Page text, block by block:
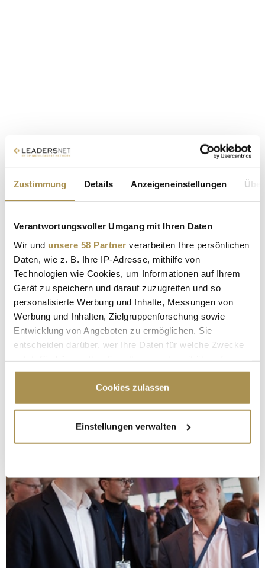
Zustimmung Details Anzeigeneinstellungen
Verantwortungsvoller Umgang mit Ihren Daten
Wir und unsere 58 Partner verarbeiten Ihre persönlichen
Daten, wie z. B. Ihre IP-Adresse, mithilfe von
Technologien wie Cookies, um Informationen auf Ihrem
Gerät zu speichern und darauf zuzugreifen und so
personalisierte Werbung und Inhalte, Messungen von
Werbung und Inhalten, Zielgruppenforschung sowie
Entwicklung von Angeboten zu ermöglichen. Sie
entscheiden darüber, wer Ihre Daten für welche Zwecke
Cookie-Erklärung oder durch Klicken auf das Privacy
Trigger Symbol ändern oder widerrufen
Informationen über Ihre geografische Lage
erfassen, welche bis auf einige Meter genau sein
bestimmten Merkmalen (Fingerprinting) identifizieren
Erfahren Sie mehr darüber, wie Ihre persönlichen Daten
verarbeitet werden, und legen Sie Ihre Präferenzen im
Abschnitt Einzelheitenfest.
Wir verwenden Cookies, um Inhalte und Anzeigen zu
Cookies zulassen
Einstellungen verwalten